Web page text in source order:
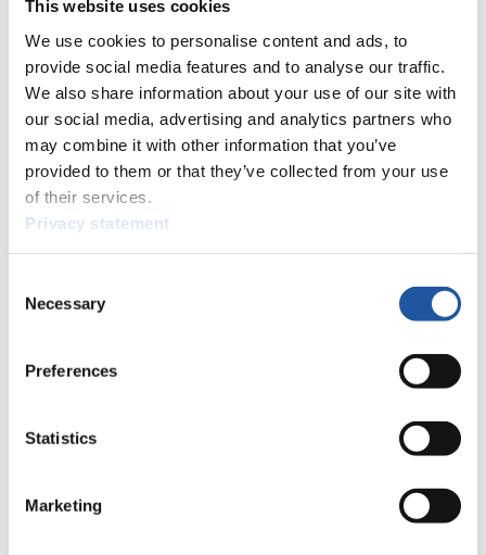
This website uses cookies
We use cookies to personalise content and ads, to
provide social media features and to analyse our traffic.
We also share information about your use of our site with
our social media, advertising and analytics partners who
may combine it with other information that you’ve
provided to them or that they’ve collected from your use
of their services.
Privacy statement
Selection
Necessary
Preferences
Statistics
Marketing
42
Josef Limmer (GER)
43
Flavio Macedo (BRA)
44
Bogdan Morosan (ROU)
44
Miha Meglic (SLO)
47
Patrick Salcher (AUT)
Cosmin Codin (ROU)
49
Daniel Hofmann (SUI)
51
Daryn Carter (USA)
52
Thomas Unterholzner (ITA)
52
Yusuf Özcan (TUR)
55
58
62
64